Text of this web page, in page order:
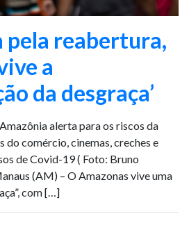
pela reabertura,
a
da desgraça’
alerta para os riscos da
do comércio, cinemas, creches e
de Covid-19 ( Foto: Bruno
(AM) – O Amazonas vive uma
com […]